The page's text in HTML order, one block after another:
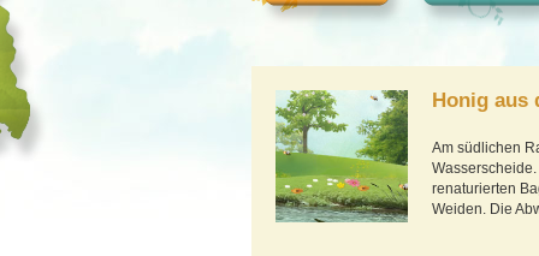
Honig aus
Am südlichen
renaturierten
Weiden. Die